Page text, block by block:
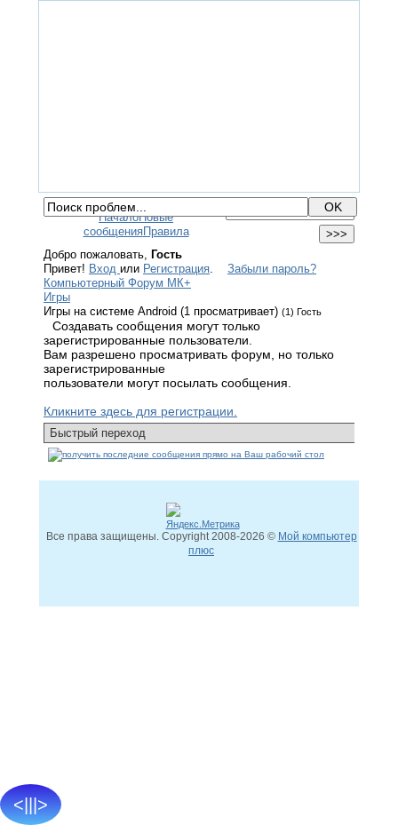
<|||>
НачалоНовые
сообщенияПравила
Добро пожаловать, Гость
Привет! Вход или Регистрация. Забыли пароль?
Компьютерный Форум МК+
Игры
Игры на системе Android (1 просматривает) (1) Гость
Создавать сообщения могут только
зарегистрированные пользователи.
Вам разрешено просматривать форум, но только
зарегистрированные
пользователи могут посылать сообщения.
Кликните здесь для регистрации.
Все права защищены. Copyright2008-2026 © Мой компьютер
плюс